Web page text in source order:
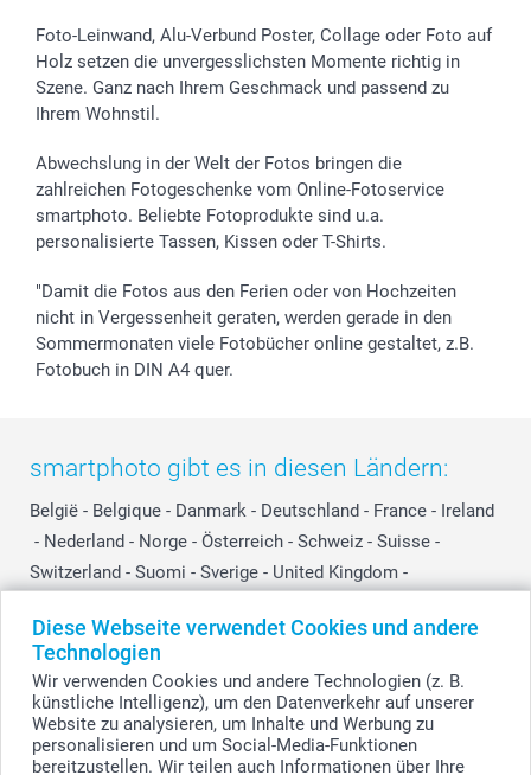
Diese Webseite verwendet Cookies und andere
Technologien
Wir verwenden Cookies und andere Technologien (z. B.
künstliche Intelligenz), um den Datenverkehr auf unserer
Website zu analysieren, um Inhalte und Werbung zu
personalisieren und um Social-Media-Funktionen
bereitzustellen. Wir teilen auch Informationen über Ihre
Foto-Leinwand, Alu-Verbund Poster, Collage oder Foto auf
Holz setzen die unvergesslichsten Momente richtig in
Szene. Ganz nach Ihrem Geschmack und passend zu
Ihrem Wohnstil.
Abwechslung in der Welt der Fotos bringen die
zahlreichen Fotogeschenke vom Online-Fotoservice
smartphoto. Beliebte Fotoprodukte sind u.a.
personalisierte Tassen, Kissen oder T-Shirts.
"Damit die Fotos aus den Ferien oder von Hochzeiten
nicht in Vergessenheit geraten, werden gerade in den
Sommermonaten viele Fotobücher online gestaltet, z.B.
Fotobuch in DIN A4 quer.
smartphoto gibt es in diesen Ländern:
België - Belgique - Danmark - Deutschland - France - Ireland
- Nederland - Norge - Österreich - Schweiz - Suisse -
Switzerland - Suomi - Sverige - United Kingdom -
Other Countries
© smartphoto Group. Alle Rechte vorbehalten.
Alle Preise verstehen sich in EURO (€) inkl. MwSt. und zzgl. Versandkosten.